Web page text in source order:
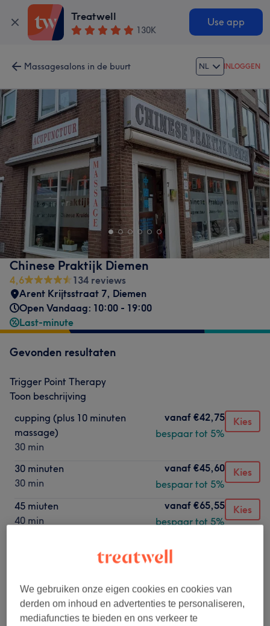
Treatwell
130K
Use app
Massagesalons in de buurt NL INLOGGEN
Chinese Praktijk Diemen
4,6
134 reviews
Arent Krijtsstraat 7, Diemen
Open Vandaag: 10:00 - 19:00
Last-minute
Gevonden resultaten
Trigger Point Therapy
Toon beschrijving
cupping (plus 10 minuten
massage)
30 min
vanaf €42,75
bespaar tot 5%
Kies
30 minuten
30 min
vanaf €45,60
bespaar tot 5%
Kies
45 miuten
40 min
vanaf €65,55
bespaar tot 5%
Kies
bespaar tot 5%
1 u 25 min
bespaar tot 5%
2 uren
vanaf
We gebruiken onze eigen cookies en cookies van
derden om inhoud en advertenties te personaliseren,
mediafuncties te bieden en ons verkeer te